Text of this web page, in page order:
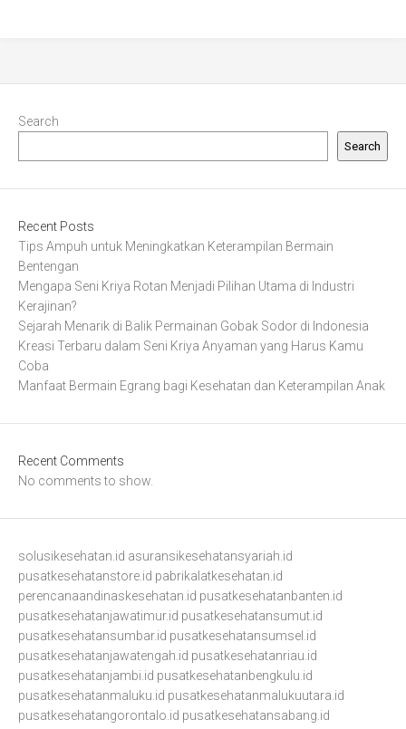
Search
Search
Recent Posts
Tips Ampuh untuk Meningkatkan Keterampilan Bermain
Bentengan
Mengapa Seni Kriya Rotan Menjadi Pilihan Utama di Industri
Kerajinan?
Sejarah Menarik di Balik Permainan Gobak Sodor di Indonesia
Kreasi Terbaru dalam Seni Kriya Anyaman yang Harus Kamu
Coba
Manfaat Bermain Egrang bagi Kesehatan dan Keterampilan Anak
Recent Comments
No comments to show.
solusikesehatan.id asuransikesehatansyariah.id
pusatkesehatanstore.id pabrikalatkesehatan.id
perencanaandinaskesehatan.id pusatkesehatanbanten.id
pusatkesehatanjawatimur.id pusatkesehatansumut.id
pusatkesehatansumbar.id pusatkesehatansumsel.id
pusatkesehatanjawatengah.id pusatkesehatanriau.id
pusatkesehatanjambi.id pusatkesehatanbengkulu.id
pusatkesehatanmaluku.id pusatkesehatanmalukuutara.id
pusatkesehatangorontalo.id pusatkesehatansabang.id